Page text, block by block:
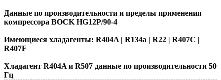
Данные по производительности и пределы применения
компрессора BOCK HG12P/90-4
Имеющиеся хладагенты: R404A | R134a | R22 | R407C |
R407F
Хладагент R404A и R507 данные по производительности 50
Гц